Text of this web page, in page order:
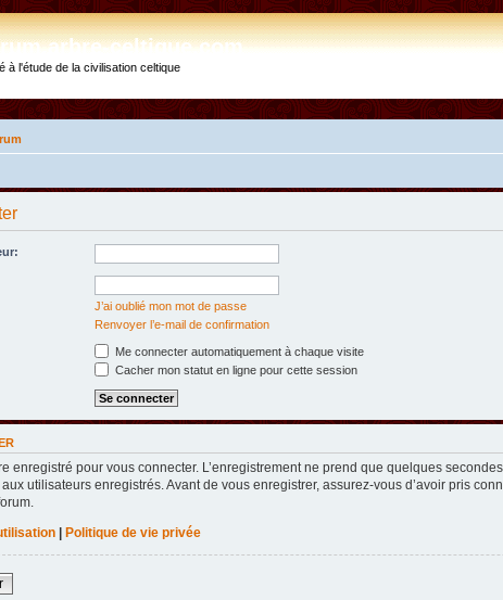
celtique.com
à l'étude de la civilisation celtique
J’ai oublié mon mot de passe
Renvoyer l’e-mail de confirmation
Me connecter automatiquement à chaque visite
Cacher mon statut en ligne pour cette session
enregistré pour vous connecter. L’enregistrement ne prend que quelques
utilisateurs enregistrés. Avant de vous enregistrer, assurez-vous d’avoir pris
Politique de vie privée